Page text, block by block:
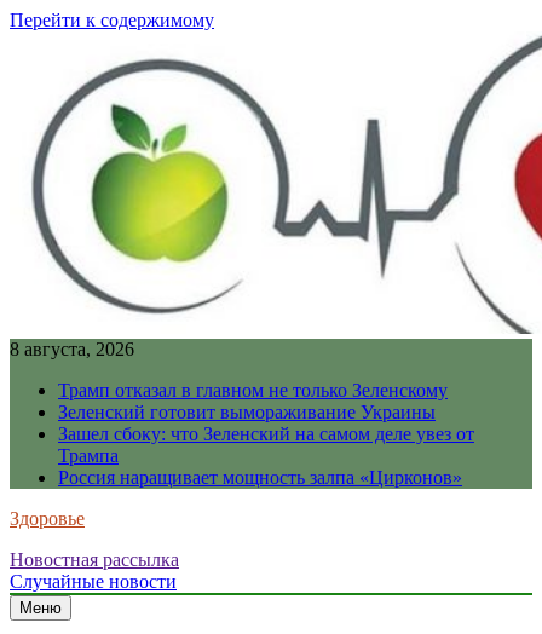
Перейти к содержимому
8 августа, 2026
Трамп отказал в главном не только Зеленскому
Зеленский готовит вымораживание Украины
Зашел сбоку: что Зеленский на самом деле увез от
Трампа
Россия наращивает мощность залпа «Цирконов»
Здоровье
Новостная рассылка
Случайные новости
Меню